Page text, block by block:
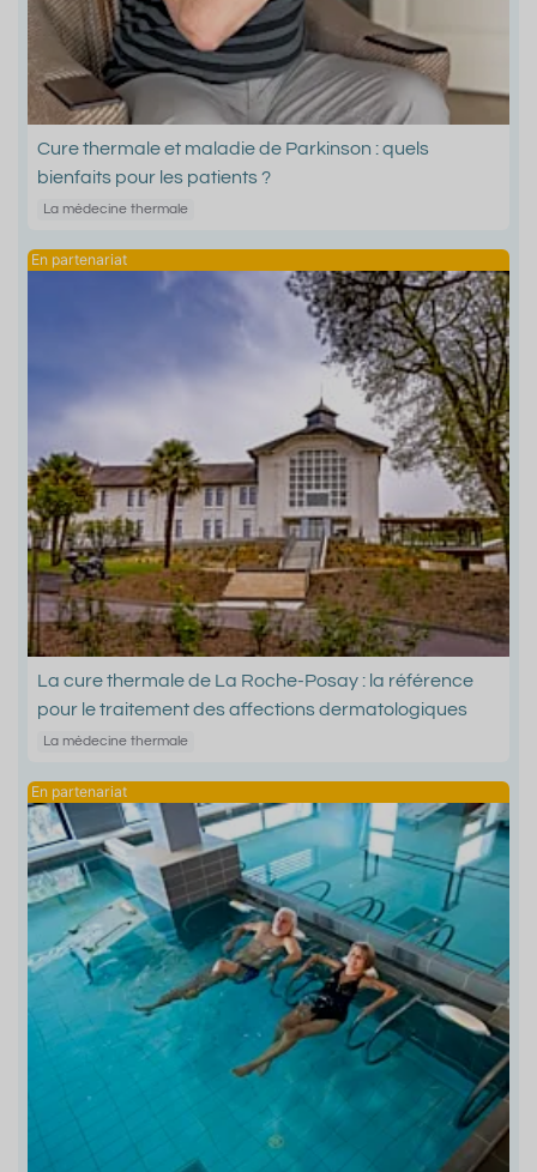
Cure thermale et maladie de Parkinson : quels
bienfaits pour les patients ?
La médecine thermale
La cure thermale de La Roche-Posay : la référence
pour le traitement des affections dermatologiques
La médecine thermale